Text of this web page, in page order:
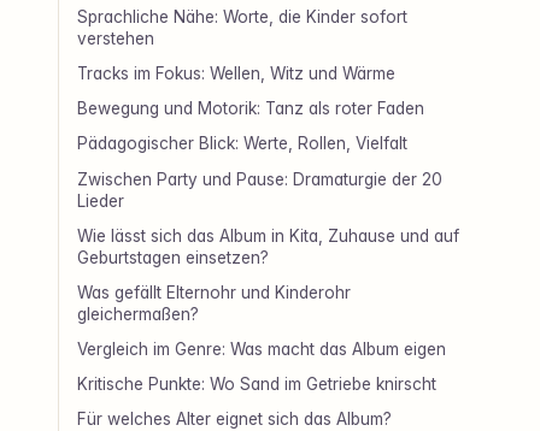
Sprachliche Nähe: Worte, die Kinder sofort
verstehen
Tracks im Fokus: Wellen, Witz und Wärme
Bewegung und Motorik: Tanz als roter Faden
Pädagogischer Blick: Werte, Rollen, Vielfalt
Zwischen Party und Pause: Dramaturgie der 20
Lieder
Wie lässt sich das Album in Kita, Zuhause und auf
Geburtstagen einsetzen?
Was gefällt Elternohr und Kinderohr
gleichermaßen?
Vergleich im Genre: Was macht das Album eigen
Kritische Punkte: Wo Sand im Getriebe knirscht
Für welches Alter eignet sich das Album?